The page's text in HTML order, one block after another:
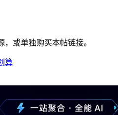
或单独购买本帖链接。
算